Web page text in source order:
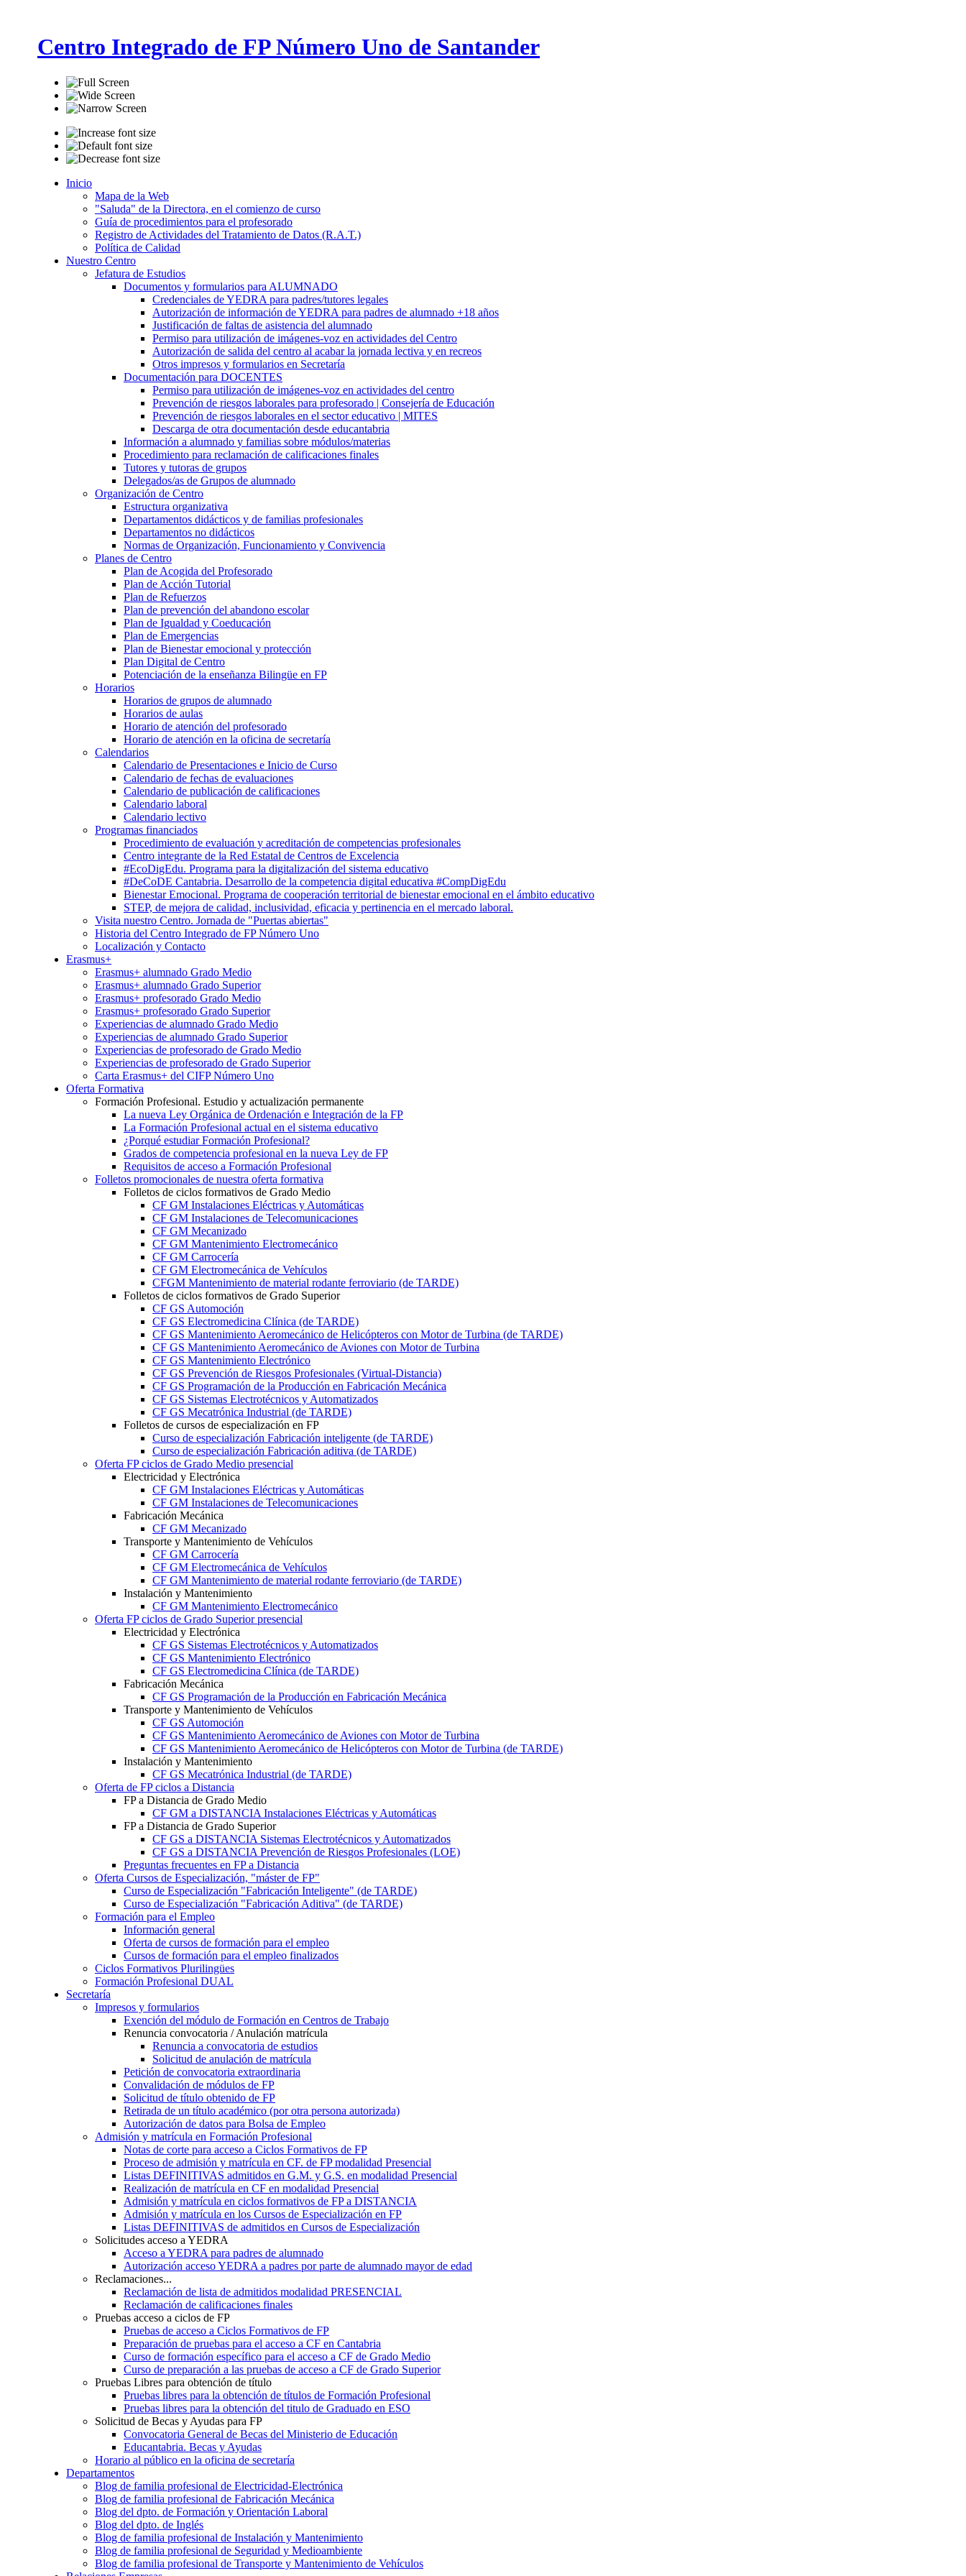
Centro Integrado de FP Número Uno de Santander
Inicio
Mapa de la Web
"Saluda" de la Directora, en el comienzo de curso
Guía de procedimientos para el profesorado
Registro de Actividades del Tratamiento de Datos (R.A.T.)
Política de Calidad
Nuestro Centro
Jefatura de Estudios
Documentos y formularios para ALUMNADO
Credenciales de YEDRA para padres/tutores legales
Autorización de información de YEDRA para padres de alumnado +18 años
Justificación de faltas de asistencia del alumnado
Permiso para utilización de imágenes-voz en actividades del Centro
Autorización de salida del centro al acabar la jornada lectiva y en recreos
Otros impresos y formularios en Secretaría
Documentación para DOCENTES
Permiso para utilización de imágenes-voz en actividades del centro
Prevención de riesgos laborales para profesorado | Consejería de Educación
Prevención de riesgos laborales en el sector educativo | MITES
Descarga de otra documentación desde educantabria
Información a alumnado y familias sobre módulos/materias
Procedimiento para reclamación de calificaciones finales
Tutores y tutoras de grupos
Delegados/as de Grupos de alumnado
Organización de Centro
Estructura organizativa
Departamentos didácticos y de familias profesionales
Departamentos no didácticos
Normas de Organización, Funcionamiento y Convivencia
Planes de Centro
Plan de Acogida del Profesorado
Plan de Acción Tutorial
Plan de Refuerzos
Plan de prevención del abandono escolar
Plan de Igualdad y Coeducación
Plan de Emergencias
Plan de Bienestar emocional y protección
Plan Digital de Centro
Potenciación de la enseñanza Bilingüe en FP
Horarios
Horarios de grupos de alumnado
Horarios de aulas
Horario de atención del profesorado
Horario de atención en la oficina de secretaría
Calendarios
Calendario de Presentaciones e Inicio de Curso
Calendario de fechas de evaluaciones
Calendario de publicación de calificaciones
Calendario laboral
Calendario lectivo
Programas financiados
Procedimiento de evaluación y acreditación de competencias profesionales
Centro integrante de la Red Estatal de Centros de Excelencia
#EcoDigEdu. Programa para la digitalización del sistema educativo
#DeCoDE Cantabria. Desarrollo de la competencia digital educativa #CompDigEdu
Bienestar Emocional. Programa de cooperación territorial de bienestar emocional en el ámbito educativo
STEP, de mejora de calidad, inclusividad, eficacia y pertinencia en el mercado laboral.
Visita nuestro Centro. Jornada de "Puertas abiertas"
Historia del Centro Integrado de FP Número Uno
Localización y Contacto
Erasmus+
Erasmus+ alumnado Grado Medio
Erasmus+ alumnado Grado Superior
Erasmus+ profesorado Grado Medio
Erasmus+ profesorado Grado Superior
Experiencias de alumnado Grado Medio
Experiencias de alumnado Grado Superior
Experiencias de profesorado de Grado Medio
Experiencias de profesorado de Grado Superior
Carta Erasmus+ del CIFP Número Uno
Oferta Formativa
Formación Profesional. Estudio y actualización permanente
La nueva Ley Orgánica de Ordenación e Integración de la FP
La Formación Profesional actual en el sistema educativo
¿Porqué estudiar Formación Profesional?
Grados de competencia profesional en la nueva Ley de FP
Requisitos de acceso a Formación Profesional
Folletos promocionales de nuestra oferta formativa
Folletos de ciclos formativos de Grado Medio
CF GM Instalaciones Eléctricas y Automáticas
CF GM Instalaciones de Telecomunicaciones
CF GM Mecanizado
CF GM Mantenimiento Electromecánico
CF GM Carrocería
CF GM Electromecánica de Vehículos
CFGM Mantenimiento de material rodante ferroviario (de TARDE)
Folletos de ciclos formativos de Grado Superior
CF GS Automoción
CF GS Electromedicina Clínica (de TARDE)
CF GS Mantenimiento Aeromecánico de Helicópteros con Motor de Turbina (de TARDE)
CF GS Mantenimiento Aeromecánico de Aviones con Motor de Turbina
CF GS Mantenimiento Electrónico
CF GS Prevención de Riesgos Profesionales (Virtual-Distancia)
CF GS Programación de la Producción en Fabricación Mecánica
CF GS Sistemas Electrotécnicos y Automatizados
CF GS Mecatrónica Industrial (de TARDE)
Folletos de cursos de especialización en FP
Curso de especialización Fabricación inteligente (de TARDE)
Curso de especialización Fabricación aditiva (de TARDE)
Oferta FP ciclos de Grado Medio presencial
Electricidad y Electrónica
CF GM Instalaciones Eléctricas y Automáticas
CF GM Instalaciones de Telecomunicaciones
Fabricación Mecánica
CF GM Mecanizado
Transporte y Mantenimiento de Vehículos
CF GM Carrocería
CF GM Electromecánica de Vehículos
CF GM Mantenimiento de material rodante ferroviario (de TARDE)
Instalación y Mantenimiento
CF GM Mantenimiento Electromecánico
Oferta FP ciclos de Grado Superior presencial
Electricidad y Electrónica
CF GS Sistemas Electrotécnicos y Automatizados
CF GS Mantenimiento Electrónico
CF GS Electromedicina Clínica (de TARDE)
Fabricación Mecánica
CF GS Programación de la Producción en Fabricación Mecánica
Transporte y Mantenimiento de Vehículos
CF GS Automoción
CF GS Mantenimiento Aeromecánico de Aviones con Motor de Turbina
CF GS Mantenimiento Aeromecánico de Helicópteros con Motor de Turbina (de TARDE)
Instalación y Mantenimiento
CF GS Mecatrónica Industrial (de TARDE)
Oferta de FP ciclos a Distancia
FP a Distancia de Grado Medio
CF GM a DISTANCIA Instalaciones Eléctricas y Automáticas
FP a Distancia de Grado Superior
CF GS a DISTANCIA Sistemas Electrotécnicos y Automatizados
CF GS a DISTANCIA Prevención de Riesgos Profesionales (LOE)
Preguntas frecuentes en FP a Distancia
Oferta Cursos de Especialización, "máster de FP"
Curso de Especialización "Fabricación Inteligente" (de TARDE)
Curso de Especialización "Fabricación Aditiva" (de TARDE)
Formación para el Empleo
Información general
Oferta de cursos de formación para el empleo
Cursos de formación para el empleo finalizados
Ciclos Formativos Plurilingües
Formación Profesional DUAL
Secretaría
Impresos y formularios
Exención del módulo de Formación en Centros de Trabajo
Renuncia convocatoria / Anulación matrícula
Renuncia a convocatoria de estudios
Solicitud de anulación de matrícula
Petición de convocatoria extraordinaria
Convalidación de módulos de FP
Solicitud de título obtenido de FP
Retirada de un título académico (por otra persona autorizada)
Autorización de datos para Bolsa de Empleo
Admisión y matrícula en Formación Profesional
Notas de corte para acceso a Ciclos Formativos de FP
Proceso de admisión y matrícula en CF. de FP modalidad Presencial
Listas DEFINITIVAS admitidos en G.M. y G.S. en modalidad Presencial
Realización de matrícula en CF en modalidad Presencial
Admisión y matrícula en ciclos formativos de FP a DISTANCIA
Admisión y matrícula en los Cursos de Especialización en FP
Listas DEFINITIVAS de admitidos en Cursos de Especialización
Solicitudes acceso a YEDRA
Acceso a YEDRA para padres de alumnado
Autorización acceso YEDRA a padres por parte de alumnado mayor de edad
Reclamaciones...
Reclamación de lista de admitidos modalidad PRESENCIAL
Reclamación de calificaciones finales
Pruebas acceso a ciclos de FP
Pruebas de acceso a Ciclos Formativos de FP
Preparación de pruebas para el acceso a CF en Cantabria
Curso de formación específico para el acceso a CF de Grado Medio
Curso de preparación a las pruebas de acceso a CF de Grado Superior
Pruebas Libres para obtención de título
Pruebas libres para la obtención de títulos de Formación Profesional
Pruebas libres para la obtención del titulo de Graduado en ESO
Solicitud de Becas y Ayudas para FP
Convocatoria General de Becas del Ministerio de Educación
Educantabria. Becas y Ayudas
Horario al público en la oficina de secretaría
Departamentos
Blog de familia profesional de Electricidad-Electrónica
Blog de familia profesional de Fabricación Mecánica
Blog del dpto. de Formación y Orientación Laboral
Blog del dpto. de Inglés
Blog de familia profesional de Instalación y Mantenimiento
Blog de familia profesional de Seguridad y Medioambiente
Blog de familia profesional de Transporte y Mantenimiento de Vehículos